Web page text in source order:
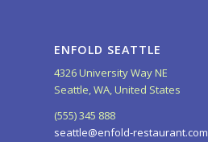
ENFOLD SEATTLE
4326 University Way NE
Seattle, WA, United States
(555) 345 888
seattle@enfold-restaurant.com